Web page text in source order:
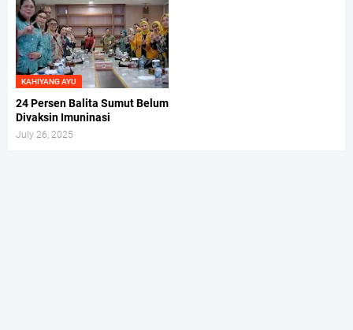
KAHIYANG AYU
24 Persen Balita Sumut Belum
Divaksin Imuninasi
July 26, 2025